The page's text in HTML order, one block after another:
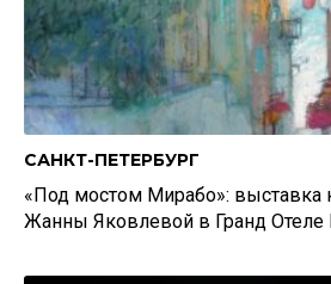
САНКТ-ПЕТЕРБУРГ
«Под мостом Мирабо»: выставка
Жанны Яковлевой в Гранд Отеле